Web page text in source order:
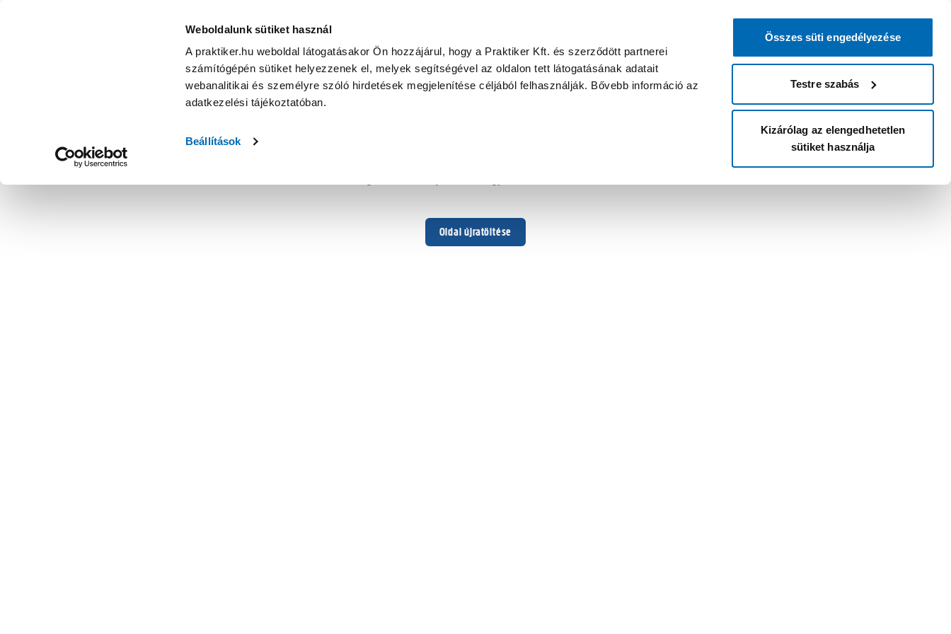
Weboldalunk sütiket használ
A praktiker.hu weboldal látogatásakor Ön hozzájárul, hogy a Praktiker Kft. és szerződött partnerei
számítógépén sütiket helyezzenek el, melyek segítségével az oldalon tett látogatásának adatait
webanalitikai és személyre szóló hirdetések megjelenítése céljából felhasználják. Bővebb információ az
adatkezelési tájékoztatóban.
Beállítások
Összes süti engedélyezése
Testre szabás
Kizárólag az elengedhetetlen
sütiket használja
Oldal újratöltése